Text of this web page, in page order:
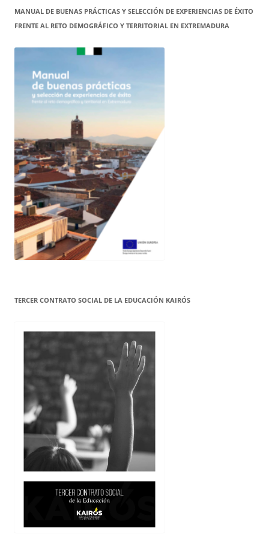
MANUAL DE BUENAS PRÁCTICAS Y SELECCIÓN DE EXPERIENCIAS DE ÉXITO
FRENTE AL RETO DEMOGRÁFICO Y TERRITORIAL EN EXTREMADURA
TERCER CONTRATO SOCIAL DE LA EDUCACIÓN KAIRÓS